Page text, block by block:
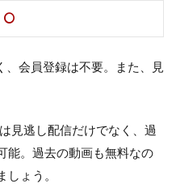
会員登録は不要。また、見
見逃し配信だけでなく、過
能。過去の動画も無料なの
ょう。